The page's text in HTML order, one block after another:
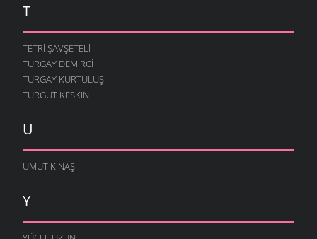
T
TETRI ŞAVŞETELI
TURGAY DEMIRCI
TURGAY KURTULUŞ
TURGUT KESKIN
U
UMUT KINAŞ
Y